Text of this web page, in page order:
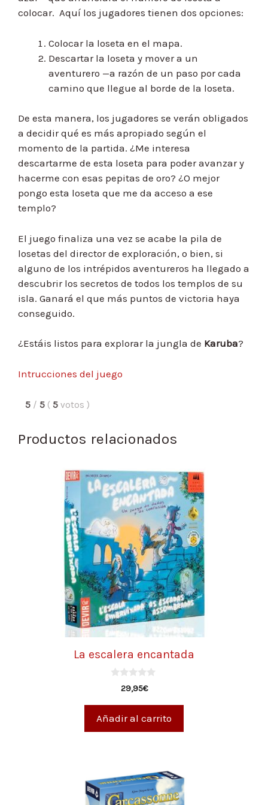
colocar. Aquí los jugadores tienen dos opciones:
Colocar la loseta en el mapa.
Descartar la loseta y mover a un
aventurero —a razón de un paso por cada
camino que llegue al borde de la loseta.
De esta manera, los jugadores se verán obligados
a decidir qué es más apropiado según el
momento de la partida. ¿Me interesa
descartarme de esta loseta para poder avanzar y
hacerme con esas pepitas de oro? ¿O mejor
pongo esta loseta que me da acceso a ese
templo?
El juego finaliza una vez se acabe la pila de
losetas del director de exploración, o bien, si
alguno de los intrépidos aventureros ha llegado a
descubrir los secretos de todos los templos de su
isla. Ganará el que más puntos de victoria haya
conseguido.
¿Estáis listos para explorar la jungla de Karuba?
Intrucciones del juego
5 / 5 ( 5 votos )
Productos relacionados
La escalera encantada
29,95€
Añadir al carrito